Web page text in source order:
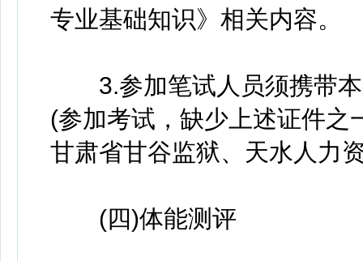
专业基础知识》相关内容。
3.参加笔试人员须携带本
(参加考试，缺少上述证件之
甘肃省甘谷监狱、天水人力
(四)体能测评